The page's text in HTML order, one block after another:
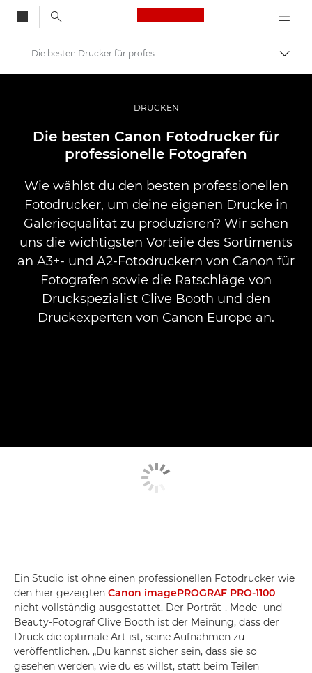
Canon Logo, back
Auf
Professionelle Fotografie und Videos
Geschichten
Die besten Drucker für professionelle Drucke
DRUCKEN
Die besten Canon Fotodrucker für
professionelle Fotografen
Wie wählst du den besten professionellen
Fotodrucker, um deine eigenen Drucke in
Galeriequalität zu produzieren? Wir sehen
uns die wichtigsten Vorteile des Sortiments
an A3+- und A2-Fotodruckern von Canon für
Fotografen sowie die Ratschläge von
Druckspezialist Clive Booth und den
Druckexperten von Canon Europe an.
Ein Studio ist ohne einen professionellen Fotodrucker wie
den hier gezeigten Canon imagePROGRAF PRO-1100
nicht vollständig ausgestattet. Der Porträt-, Mode- und
Beauty-Fotograf Clive Booth ist der Meinung, dass der
Druck die optimale Art ist, seine Aufnahmen zu
veröffentlichen. „Du kannst sicher sein, dass sie so
gesehen werden, wie du es willst, statt beim Teilen